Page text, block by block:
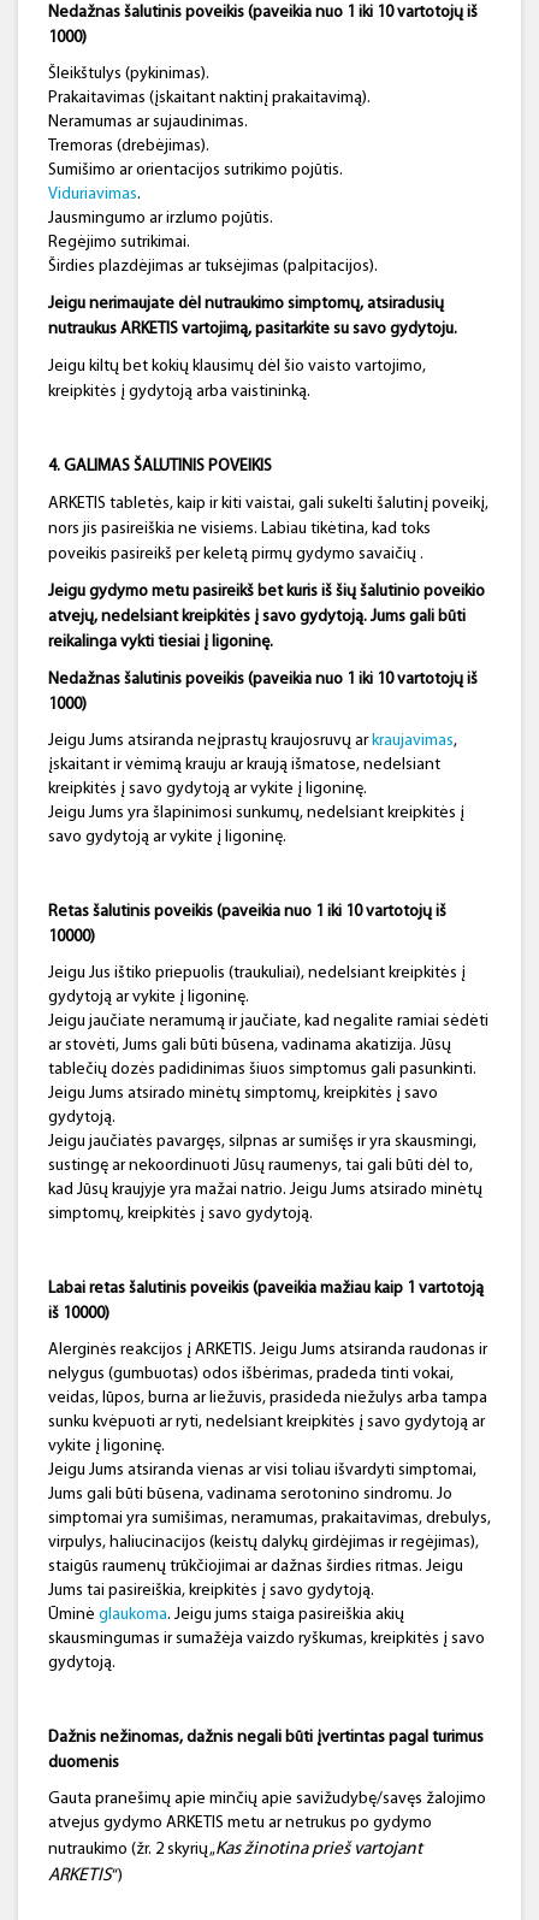
Nedažnas šalutinis poveikis (paveikia nuo 1 iki 10 vartotojų iš
1000)
Šleikštulys (pykinimas).
Prakaitavimas (įskaitant naktinį prakaitavimą).
Neramumas ar sujaudinimas.
Tremoras (drebėjimas).
Sumišimo ar orientacijos sutrikimo pojūtis.
Viduriavimas.
Jausmingumo ar irzlumo pojūtis.
Regėjimo sutrikimai.
Širdies plazdėjimas ar tuksėjimas (palpitacijos).
Jeigu nerimaujate dėl nutraukimo simptomų, atsiradusių
nutraukus ARKETIS vartojimą, pasitarkite su savo gydytoju.
Jeigu kiltų bet kokių klausimų dėl šio vaisto vartojimo,
kreipkitės į gydytoją arba vaistininką.
4. GALIMAS ŠALUTINIS POVEIKIS
ARKETIS tabletės, kaip ir kiti vaistai, gali sukelti šalutinį poveikį,
nors jis pasireiškia ne visiems. Labiau tikėtina, kad toks
poveikis pasireikš per keletą pirmų gydymo savaičių .
Jeigu gydymo metu pasireikš bet kuris iš šių šalutinio poveikio
atvejų, nedelsiant kreipkitės į savo gydytoją. Jums gali būti
reikalinga vykti tiesiai į ligoninę.
Nedažnas šalutinis poveikis (paveikia nuo 1 iki 10 vartotojų iš
1000)
Jeigu Jums atsiranda neįprastų kraujosruvų arkraujavimas,
įskaitant ir vėmimą krauju ar kraują išmatose, nedelsiant
kreipkitės į savo gydytoją ar vykite į ligoninę.
Jeigu Jums yra šlapinimosi sunkumų, nedelsiant kreipkitės į
savo gydytoją ar vykite į ligoninę.
Retas šalutinis poveikis (paveikia nuo 1 iki 10 vartotojų iš
10000)
Jeigu Jus ištiko priepuolis (traukuliai), nedelsiant kreipkitės į
gydytoją ar vykite į ligoninę.
Jeigu jaučiate neramumą ir jaučiate, kad negalite ramiai sėdėti
ar stovėti, Jums gali būti būsena, vadinama akatizija. Jūsų
tablečių dozės padidinimas šiuos simptomus gali pasunkinti.
Jeigu Jums atsirado minėtų simptomų, kreipkitės į savo
gydytoją.
Jeigu jaučiatės pavargęs, silpnas ar sumišęs ir yra skausmingi,
sustingę ar nekoordinuoti Jūsų raumenys, tai gali būti dėl to,
kad Jūsų kraujyje yra mažai natrio. Jeigu Jums atsirado minėtų
simptomų, kreipkitės į savo gydytoją.
Labai retas šalutinis poveikis (paveikia mažiau kaip 1 vartotoją
iš 10000)
Alerginės reakcijos į ARKETIS. Jeigu Jums atsiranda raudonas ir
nelygus (gumbuotas) odos išbėrimas, pradeda tinti vokai,
veidas, lūpos, burna ar liežuvis, prasideda niežulys arba tampa
sunku kvėpuoti ar ryti, nedelsiant kreipkitės į savo gydytoją ar
vykite į ligoninę.
Jeigu Jums atsiranda vienas ar visi toliau išvardyti simptomai,
Jums gali būti būsena, vadinama serotonino sindromu. Jo
simptomai yra sumišimas, neramumas, prakaitavimas, drebulys,
virpulys, haliucinacijos (keistų dalykų girdėjimas ir regėjimas),
staigūs raumenų trūkčiojimai ar dažnas širdies ritmas. Jeigu
Jums tai pasireiškia, kreipkitės į savo gydytoją.
Ūminė glaukoma. Jeigu jums staiga pasireiškia akių
skausmingumas ir sumažėja vaizdo ryškumas, kreipkitės į savo
gydytoją.
Dažnis nežinomas, dažnis negali būti įvertintas pagal turimus
duomenis
Gauta pranešimų apie minčių apie savižudybę/savęs žalojimo
atvejus gydymo ARKETIS metu ar netrukus po gydymo
nutraukimo (žr. 2 skyrių „Kas žinotina prieš vartojant
ARKETIS“)